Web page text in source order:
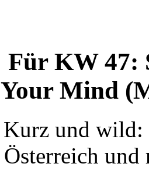
Für KW 47:
Your Mind
Kurz und wild:
Österreich und